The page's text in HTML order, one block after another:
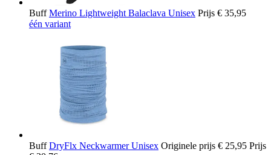
Buff Merino Lightweight Balaclava Unisex Prijs € 35,95
één variant
Buff DryFlx Neckwarmer Unisex Originele prijs € 25,95 Prijs